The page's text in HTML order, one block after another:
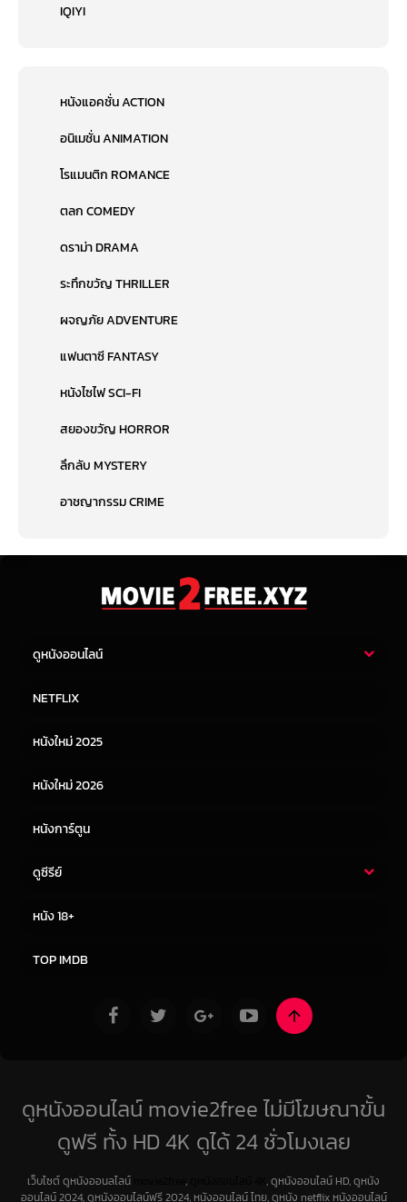
IQIYI
หนังแอคชั่น ACTION
อนิเมชั่น ANIMATION
โรแมนติก ROMANCE
ตลก COMEDY
ดราม่า DRAMA
ระทึกขวัญ THRILLER
ผจญภัย ADVENTURE
แฟนตาซี FANTASY
หนังไซไฟ SCI-FI
สยองขวัญ HORROR
ลึกลับ MYSTERY
อาชญากรรม CRIME
ดูหนังออนไลน์
หนังจีน
NETFLIX
หนังใหม่ 2025
หนังใหม่ 2026
หนังการ์ตูน
ดูซีรีย์
หนัง 18+
TOP IMDB
ดูหนังออนไลน์ movie2free ไม่มีโฆษณาขั้น
ดูฟรี ทั้ง HD 4K ดูได้ 24 ชั่วโมงเลย
เว็บไซต์ ดูหนังออนลไลน์ ,
, ดูหนังออนไลน์ HD, ดูหนัง
ออนไลน์ 2024, ดูหนังออนไลน์ฟรี 2024, หนังออนไลน์ ไทย, ดูหนัง netflix หนังออนไลน์